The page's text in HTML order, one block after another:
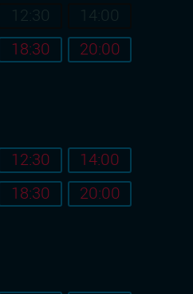
12:30
14:00
18:30
20:00
12:30
14:00
18:30
20:00